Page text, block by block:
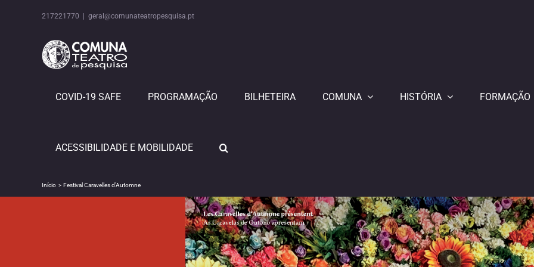
217221770 geral@comunateatropesquisa.pt
COVID-19 SAFE PROGRAMAÇÃO BILHETEIRA COMUNA HISTÓRIA FORMAÇÃO
ACESSIBILIDADE E MOBILIDADE
Início Festival Caravelles d’Automne